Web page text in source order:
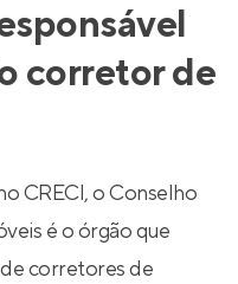
corretor de
CRECI, o Conselho
é o órgão que
corretores de